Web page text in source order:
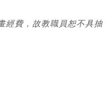
經費，故教職員恕不具抽